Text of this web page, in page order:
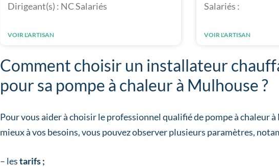
Dirigeant(s) : NC Salariés
VOIR L'ARTISAN
Salariés :
VOIR L'ARTISAN
Comment choisir un installateur
pour sa pompe à chaleur à Mulhouse ?
Pour vous aider à choisir le professionnel qualifié de pompe à chaleur
mieux à vos besoins, vous pouvez observer plusieurs paramètres,
– lestarifs ;